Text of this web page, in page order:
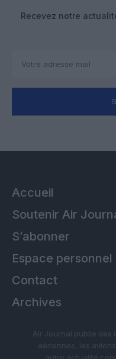
Recevez notre
Accueil
Soutenir Air
S’abonner
Espace personnel
Contact
Archives